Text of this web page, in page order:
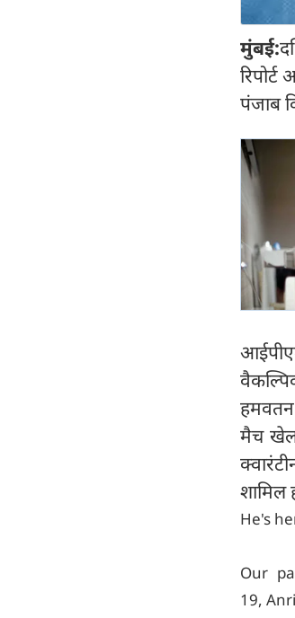
मुंबई:
पंजाब
मैच खेल
शामिल
He's
Our
19,